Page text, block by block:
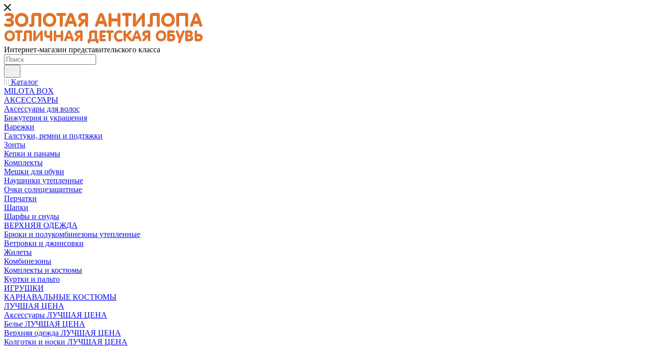
Интернет-магазин представительского класса
Каталог
MILOTA BOX
АКСЕССУАРЫ
Аксессуары для волос
Бижутерия и украшения
Варежки
Галстуки, ремни и подтяжки
Зонты
Кепки и панамы
Комплекты
Мешки для обуви
Наушники утепленные
Очки солнцезащитные
Перчатки
Шапки
Шарфы и снуды
ВЕРХНЯЯ ОДЕЖДА
Брюки и полукомбинезоны утепленные
Ветровки и джинсовки
Жилеты
Комбинезоны
Комплекты и костюмы
Куртки и пальто
ИГРУШКИ
КАРНАВАЛЬНЫЕ КОСТЮМЫ
ЛУЧШАЯ ЦЕНА
Аксессуары ЛУЧШАЯ ЦЕНА
Белье ЛУЧШАЯ ЦЕНА
Верхняя одежда ЛУЧШАЯ ЦЕНА
Колготки и носки ЛУЧШАЯ ЦЕНА